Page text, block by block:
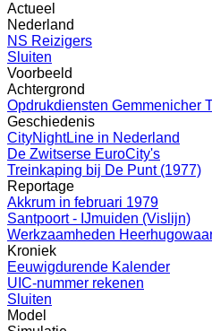
Actueel
Nederland
NS Reizigers
Sluiten
Voorbeeld
Achtergrond
Opdrukdiensten Gemmenicher
Geschiedenis
CityNightLine in Nederland
De Zwitserse EuroCity's
Treinkaping bij De Punt (1977)
Reportage
Akkrum in februari 1979
Santpoort - IJmuiden (Vislijn)
Werkzaamheden
Kroniek
Eeuwigdurende Kalender
UIC-nummer rekenen
Sluiten
Model